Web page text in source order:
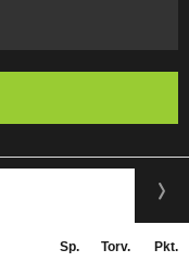
Sp. Torv. Pkt.